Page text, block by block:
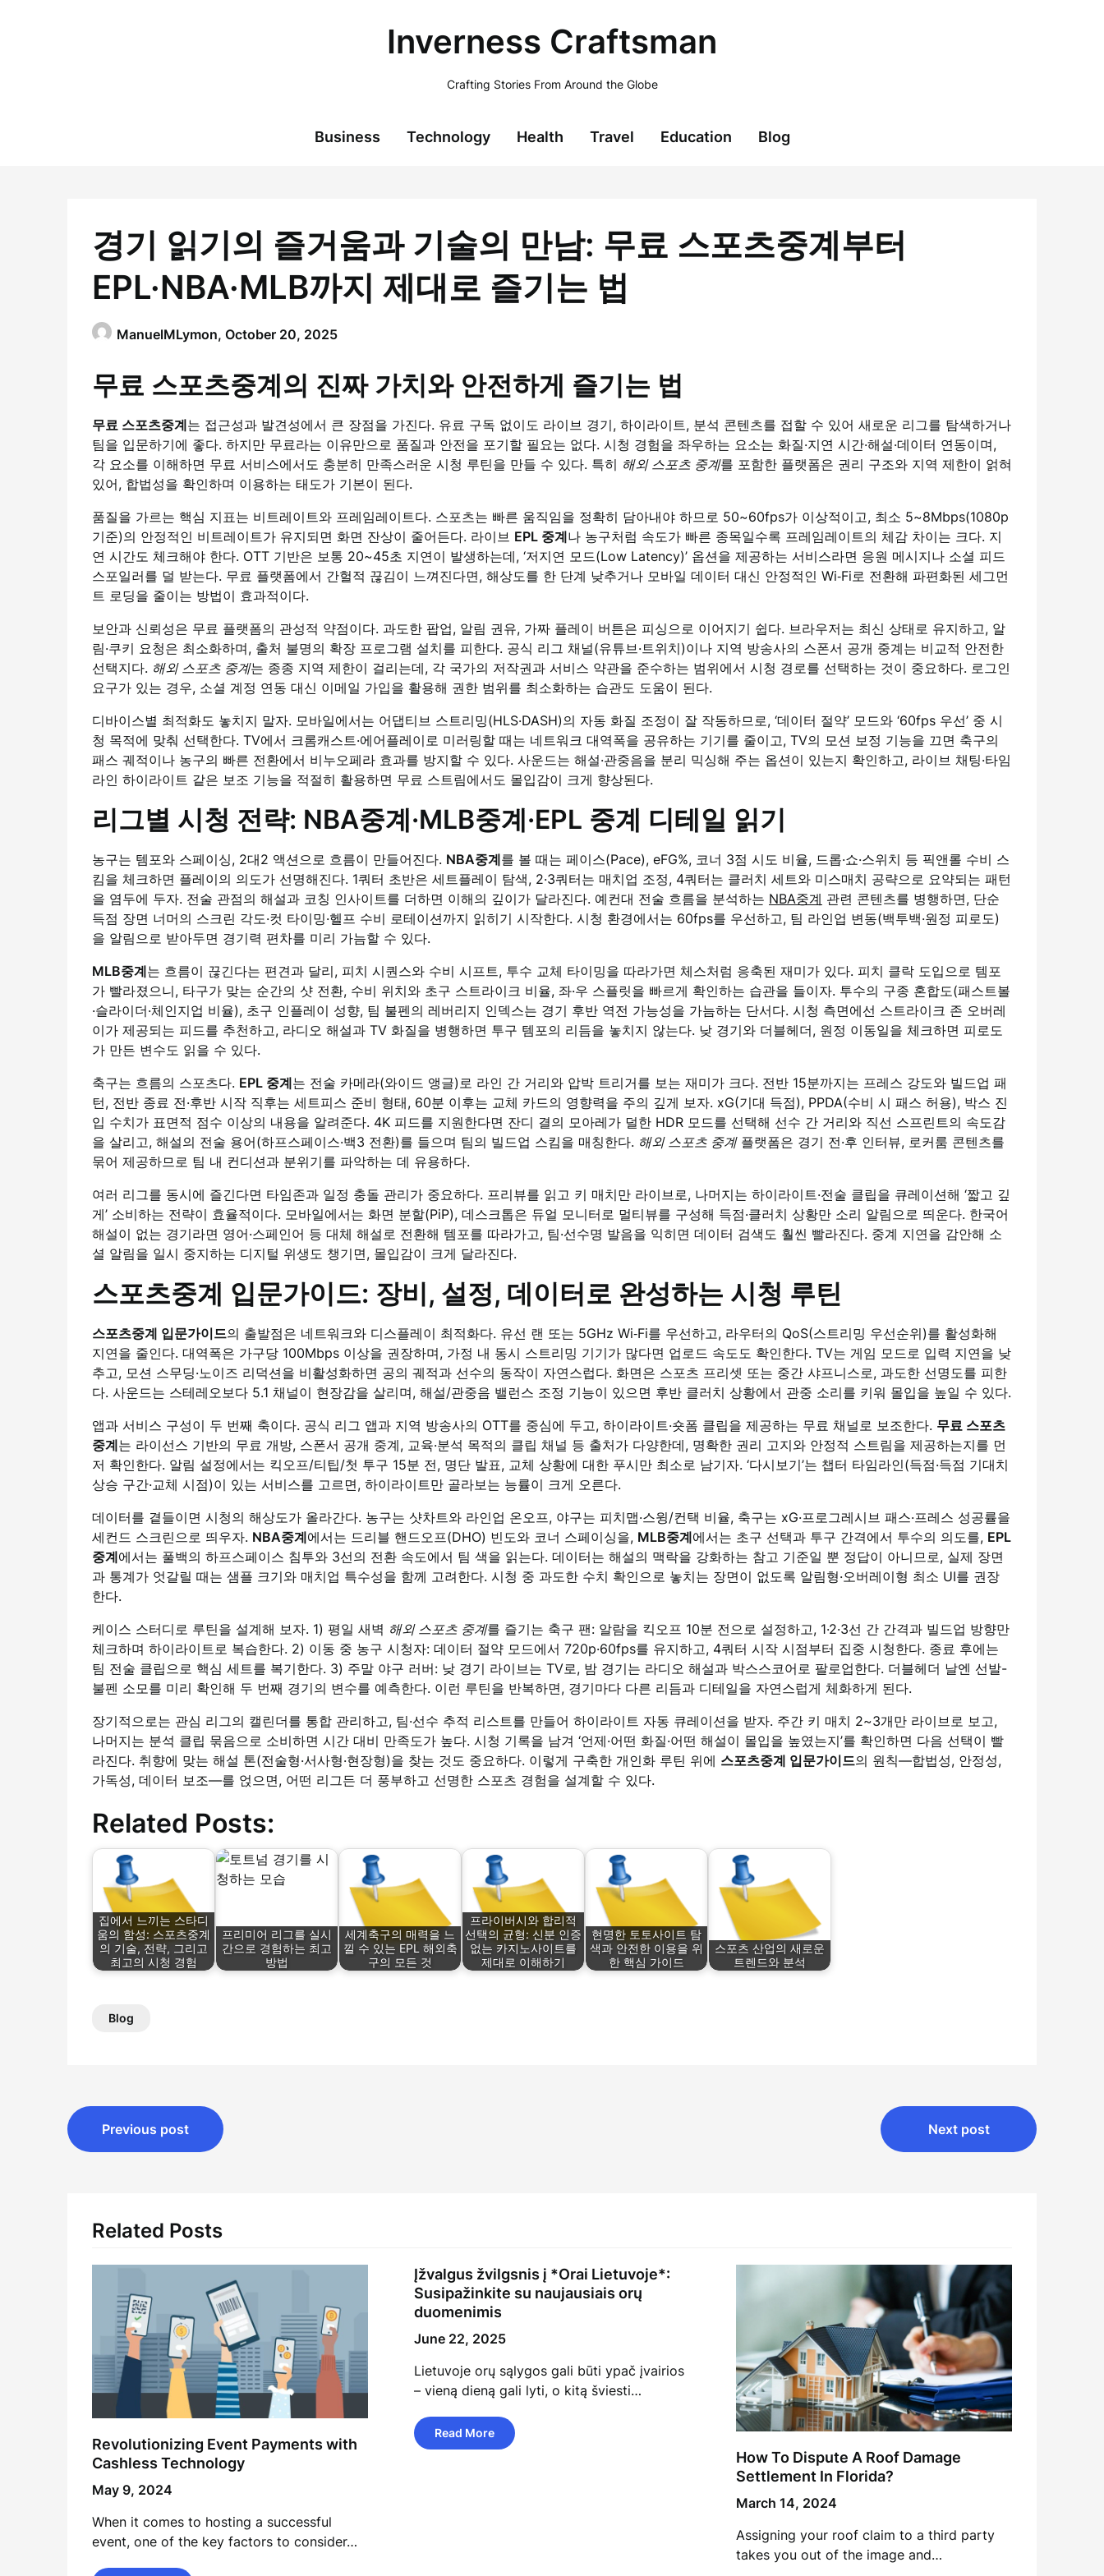
Inverness Craftsman
Crafting Stories From Around the Globe
Business Technology Health Travel Education Blog
경기 읽기의 즐거움과 기술의 만남: 무료 스포츠중계부터
EPL·NBA·MLB까지 제대로 즐기는 법
ManuelMLymon, October 20, 2025
무료 스포츠중계의 진짜 가치와 안전하게 즐기는 법
무료 스포츠중계는 접근성과 발견성에서 큰 장점을 가진다. 유료 구독 없이도 라이브 경기, 하이라이트, 분석 콘텐츠를 접할 수 있어 새로운 리그를 탐색하거나
팀을 입문하기에 좋다. 하지만 무료라는 이유만으로 품질과 안전을 포기할 필요는 없다. 시청 경험을 좌우하는 요소는 화질·지연 시간·해설·데이터 연동이며,
각 요소를 이해하면 무료 서비스에서도 충분히 만족스러운 시청 루틴을 만들 수 있다. 특히 해외 스포츠 중계를 포함한 플랫폼은 권리 구조와 지역 제한이 얽혀
있어, 합법성을 확인하며 이용하는 태도가 기본이 된다.
품질을 가르는 핵심 지표는 비트레이트와 프레임레이트다. 스포츠는 빠른 움직임을 정확히 담아내야 하므로 50~60fps가 이상적이고, 최소 5~8Mbps(1080p
기준)의 안정적인 비트레이트가 유지되면 화면 잔상이 줄어든다. 라이브 EPL 중계나 농구처럼 속도가 빠른 종목일수록 프레임레이트의 체감 차이는 크다. 지
연 시간도 체크해야 한다. OTT 기반은 보통 20~45초 지연이 발생하는데, ‘저지연 모드(Low Latency)’ 옵션을 제공하는 서비스라면 응원 메시지나 소셜 피드
스포일러를 덜 받는다. 무료 플랫폼에서 간헐적 끊김이 느껴진다면, 해상도를 한 단계 낮추거나 모바일 데이터 대신 안정적인 Wi‑Fi로 전환해 파편화된 세그먼
트 로딩을 줄이는 방법이 효과적이다.
보안과 신뢰성은 무료 플랫폼의 관성적 약점이다. 과도한 팝업, 알림 권유, 가짜 플레이 버튼은 피싱으로 이어지기 쉽다. 브라우저는 최신 상태로 유지하고, 알
림·쿠키 요청은 최소화하며, 출처 불명의 확장 프로그램 설치를 피한다. 공식 리그 채널(유튜브·트위치)이나 지역 방송사의 스폰서 공개 중계는 비교적 안전한
선택지다. 해외 스포츠 중계는 종종 지역 제한이 걸리는데, 각 국가의 저작권과 서비스 약관을 준수하는 범위에서 시청 경로를 선택하는 것이 중요하다. 로그인
요구가 있는 경우, 소셜 계정 연동 대신 이메일 가입을 활용해 권한 범위를 최소화하는 습관도 도움이 된다.
디바이스별 최적화도 놓치지 말자. 모바일에서는 어댑티브 스트리밍(HLS·DASH)의 자동 화질 조정이 잘 작동하므로, ‘데이터 절약’ 모드와 ‘60fps 우선’ 중 시
청 목적에 맞춰 선택한다. TV에서 크롬캐스트·에어플레이로 미러링할 때는 네트워크 대역폭을 공유하는 기기를 줄이고, TV의 모션 보정 기능을 끄면 축구의
패스 궤적이나 농구의 빠른 전환에서 비누오페라 효과를 방지할 수 있다. 사운드는 해설·관중음을 분리 믹싱해 주는 옵션이 있는지 확인하고, 라이브 채팅·타임
라인 하이라이트 같은 보조 기능을 적절히 활용하면 무료 스트림에서도 몰입감이 크게 향상된다.
리그별 시청 전략: NBA중계·MLB중계·EPL 중계 디테일 읽기
농구는 템포와 스페이싱, 2대2 액션으로 흐름이 만들어진다. NBA중계를 볼 때는 페이스(Pace), eFG%, 코너 3점 시도 비율, 드롭·쇼·스위치 등 픽앤롤 수비 스
킴을 체크하면 플레이의 의도가 선명해진다. 1쿼터 초반은 세트플레이 탐색, 2·3쿼터는 매치업 조정, 4쿼터는 클러치 세트와 미스매치 공략으로 요약되는 패턴
을 염두에 두자. 전술 관점의 해설과 코칭 인사이트를 더하면 이해의 깊이가 달라진다. 예컨대 전술 흐름을 분석하는 NBA중계 관련 콘텐츠를 병행하면, 단순
득점 장면 너머의 스크린 각도·컷 타이밍·헬프 수비 로테이션까지 읽히기 시작한다. 시청 환경에서는 60fps를 우선하고, 팀 라인업 변동(백투백·원정 피로도)
을 알림으로 받아두면 경기력 편차를 미리 가늠할 수 있다.
MLB중계는 흐름이 끊긴다는 편견과 달리, 피치 시퀀스와 수비 시프트, 투수 교체 타이밍을 따라가면 체스처럼 응축된 재미가 있다. 피치 클락 도입으로 템포
가 빨라졌으니, 타구가 맞는 순간의 샷 전환, 수비 위치와 초구 스트라이크 비율, 좌·우 스플릿을 빠르게 확인하는 습관을 들이자. 투수의 구종 혼합도(패스트볼
·슬라이더·체인지업 비율), 초구 인플레이 성향, 팀 불펜의 레버리지 인덱스는 경기 후반 역전 가능성을 가늠하는 단서다. 시청 측면에선 스트라이크 존 오버레
이가 제공되는 피드를 추천하고, 라디오 해설과 TV 화질을 병행하면 투구 템포의 리듬을 놓치지 않는다. 낮 경기와 더블헤더, 원정 이동일을 체크하면 피로도
가 만든 변수도 읽을 수 있다.
축구는 흐름의 스포츠다. EPL 중계는 전술 카메라(와이드 앵글)로 라인 간 거리와 압박 트리거를 보는 재미가 크다. 전반 15분까지는 프레스 강도와 빌드업 패
턴, 전반 종료 전·후반 시작 직후는 세트피스 준비 형태, 60분 이후는 교체 카드의 영향력을 주의 깊게 보자. xG(기대 득점), PPDA(수비 시 패스 허용), 박스 진
입 수치가 표면적 점수 이상의 내용을 알려준다. 4K 피드를 지원한다면 잔디 결의 모아레가 덜한 HDR 모드를 선택해 선수 간 거리와 직선 스프린트의 속도감
을 살리고, 해설의 전술 용어(하프스페이스·백3 전환)를 들으며 팀의 빌드업 스킴을 매칭한다. 해외 스포츠 중계플랫폼은 경기 전·후 인터뷰, 로커룸 콘텐츠를
묶어 제공하므로 팀 내 컨디션과 분위기를 파악하는 데 유용하다.
여러 리그를 동시에 즐긴다면 타임존과 일정 충돌 관리가 중요하다. 프리뷰를 읽고 키 매치만 라이브로, 나머지는 하이라이트·전술 클립을 큐레이션해 ‘짧고 깊
게’ 소비하는 전략이 효율적이다. 모바일에서는 화면 분할(PiP), 데스크톱은 듀얼 모니터로 멀티뷰를 구성해 득점·클러치 상황만 소리 알림으로 띄운다. 한국어
해설이 없는 경기라면 영어·스페인어 등 대체 해설로 전환해 템포를 따라가고, 팀·선수명 발음을 익히면 데이터 검색도 훨씬 빨라진다. 중계 지연을 감안해 소
셜 알림을 일시 중지하는 디지털 위생도 챙기면, 몰입감이 크게 달라진다.
스포츠중계 입문가이드: 장비, 설정, 데이터로 완성하는 시청 루틴
스포츠중계 입문가이드의 출발점은 네트워크와 디스플레이 최적화다. 유선 랜 또는 5GHz Wi‑Fi를 우선하고, 라우터의 QoS(스트리밍 우선순위)를 활성화해
지연을 줄인다. 대역폭은 가구당 100Mbps 이상을 권장하며, 가정 내 동시 스트리밍 기기가 많다면 업로드 속도도 확인한다. TV는 게임 모드로 입력 지연을 낮
추고, 모션 스무딩·노이즈 리덕션을 비활성화하면 공의 궤적과 선수의 동작이 자연스럽다. 화면은 스포츠 프리셋 또는 중간 샤프니스로, 과도한 선명도를 피한
다. 사운드는 스테레오보다 5.1 채널이 현장감을 살리며, 해설/관중음 밸런스 조정 기능이 있으면 후반 클러치 상황에서 관중 소리를 키워 몰입을 높일 수 있다.
앱과 서비스 구성이 두 번째 축이다. 공식 리그 앱과 지역 방송사의 OTT를 중심에 두고, 하이라이트·숏폼 클립을 제공하는 무료 채널로 보조한다. 무료 스포츠
중계는 라이선스 기반의 무료 개방, 스폰서 공개 중계, 교육·분석 목적의 클립 채널 등 출처가 다양한데, 명확한 권리 고지와 안정적 스트림을 제공하는지를 먼
저 확인한다. 알림 설정에서는 킥오프/티팁/첫 투구 15분 전, 명단 발표, 교체 상황에 대한 푸시만 최소로 남기자. ‘다시보기’는 챕터 타임라인(득점·득점 기대치
상승 구간·교체 시점)이 있는 서비스를 고르면, 하이라이트만 골라보는 능률이 크게 오른다.
데이터를 곁들이면 시청의 해상도가 올라간다. 농구는 샷차트와 라인업 온오프, 야구는 피치맵·스윙/컨택 비율, 축구는 xG·프로그레시브 패스·프레스 성공률을
세컨드 스크린으로 띄우자. NBA중계에서는 드리블 핸드오프(DHO) 빈도와 코너 스페이싱을, MLB중계에서는 초구 선택과 투구 간격에서 투수의 의도를, EPL
중계에서는 풀백의 하프스페이스 침투와 3선의 전환 속도에서 팀 색을 읽는다. 데이터는 해설의 맥락을 강화하는 참고 기준일 뿐 정답이 아니므로, 실제 장면
과 통계가 엇갈릴 때는 샘플 크기와 매치업 특수성을 함께 고려한다. 시청 중 과도한 수치 확인으로 놓치는 장면이 없도록 알림형·오버레이형 최소 UI를 권장
한다.
케이스 스터디로 루틴을 설계해 보자. 1) 평일 새벽 해외 스포츠 중계를 즐기는 축구 팬: 알람을 킥오프 10분 전으로 설정하고, 1·2·3선 간 간격과 빌드업 방향만
체크하며 하이라이트로 복습한다. 2) 이동 중 농구 시청자: 데이터 절약 모드에서 720p·60fps를 유지하고, 4쿼터 시작 시점부터 집중 시청한다. 종료 후에는
팀 전술 클립으로 핵심 세트를 복기한다. 3) 주말 야구 러버: 낮 경기 라이브는 TV로, 밤 경기는 라디오 해설과 박스스코어로 팔로업한다. 더블헤더 날엔 선발-
불펜 소모를 미리 확인해 두 번째 경기의 변수를 예측한다. 이런 루틴을 반복하면, 경기마다 다른 리듬과 디테일을 자연스럽게 체화하게 된다.
장기적으로는 관심 리그의 캘린더를 통합 관리하고, 팀·선수 추적 리스트를 만들어 하이라이트 자동 큐레이션을 받자. 주간 키 매치 2~3개만 라이브로 보고,
나머지는 분석 클립 묶음으로 소비하면 시간 대비 만족도가 높다. 시청 기록을 남겨 ‘언제·어떤 화질·어떤 해설이 몰입을 높였는지’를 확인하면 다음 선택이 빨
라진다. 취향에 맞는 해설 톤(전술형·서사형·현장형)을 찾는 것도 중요하다. 이렇게 구축한 개인화 루틴 위에 스포츠중계 입문가이드의 원칙—합법성, 안정성,
가독성, 데이터 보조—를 얹으면, 어떤 리그든 더 풍부하고 선명한 스포츠 경험을 설계할 수 있다.
Related Posts:
집에서 느끼는 스타디
움의 함성: 스포츠중계
의 기술, 전략, 그리고
최고의 시청 경험
프리미어 리그를 실시
간으로 경험하는 최고
방법
세계축구의 매력을 느
낄 수 있는 EPL 해외축
구의 모든 것
프라이버시와 합리적
선택의 균형: 신분 인증
없는 카지노사이트를
제대로 이해하기
현명한 토토사이트 탐
색과 안전한 이용을 위
한 핵심 가이드
스포츠 산업의 새로운
트렌드와 분석
Blog
Post
navigation
Previous post Next post
Related Posts
Revolutionizing Event Payments with
Cashless Technology
May 9, 2024
When it comes to hosting a successful
event, one of the key factors to consider…
Įžvalgus žvilgsnis į *Orai Lietuvoje*:
Susipažinkite su naujausiais orų
duomenimis
June 22, 2025
Lietuvoje orų sąlygos gali būti ypač įvairios
– vieną dieną gali lyti, o kitą šviesti…
Read More
How To Dispute A Roof Damage
Settlement In Florida?
March 14, 2024
Assigning your roof claim to a third party
takes you out of the image and…